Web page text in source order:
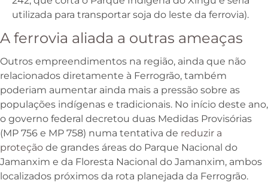
utilizada para transportar soja do leste da ferrovia).
A ferrovia aliada a outras ameaças
Outros empreendimentos na região, ainda que não
relacionados diretamente à Ferrogrão, também
poderiam aumentar ainda mais a pressão sobre as
populações indígenas e tradicionais. No início deste ano,
o governo federal decretou duas Medidas Provisórias
(MP 756 e MP 758) numa tentativa de reduzir a
proteção de grandes áreas do Parque Nacional do
Jamanxim e da Floresta Nacional do Jamanxim, ambos
localizados próximos da rota planejada da Ferrogrão.